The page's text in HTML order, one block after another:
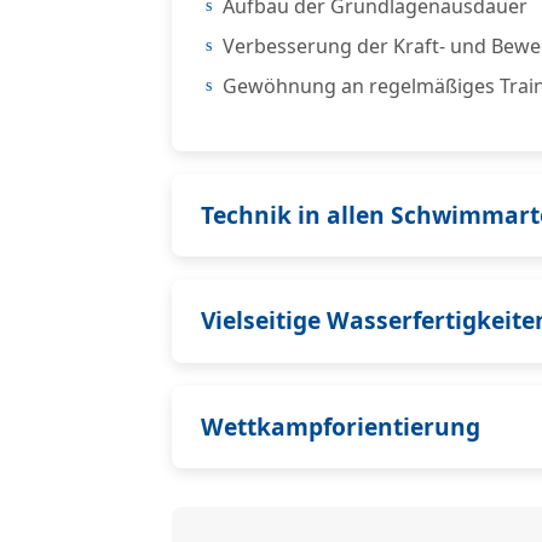
Aufbau der Grundlagenausdauer
Verbesserung der Kraft‑ und
Gewöhnung an regelmäßiges
Technik in allen
Vielseitige
Wettkampforientierung